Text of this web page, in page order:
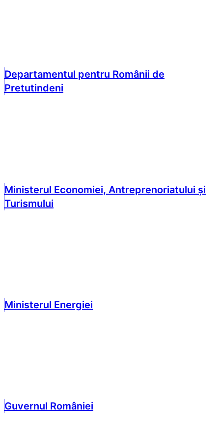
Departamentul pentru Românii de
Pretutindeni
Ministerul Economiei, Antreprenoriatului și
Turismului
Ministerul Energiei
Guvernul României